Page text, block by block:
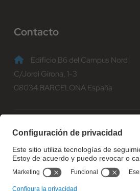
Contacto
Edificio B6 del Campus Nord
C/Jordi Girona, 1-3
08034 BARCELONA España
informacio@fib.upc.edu